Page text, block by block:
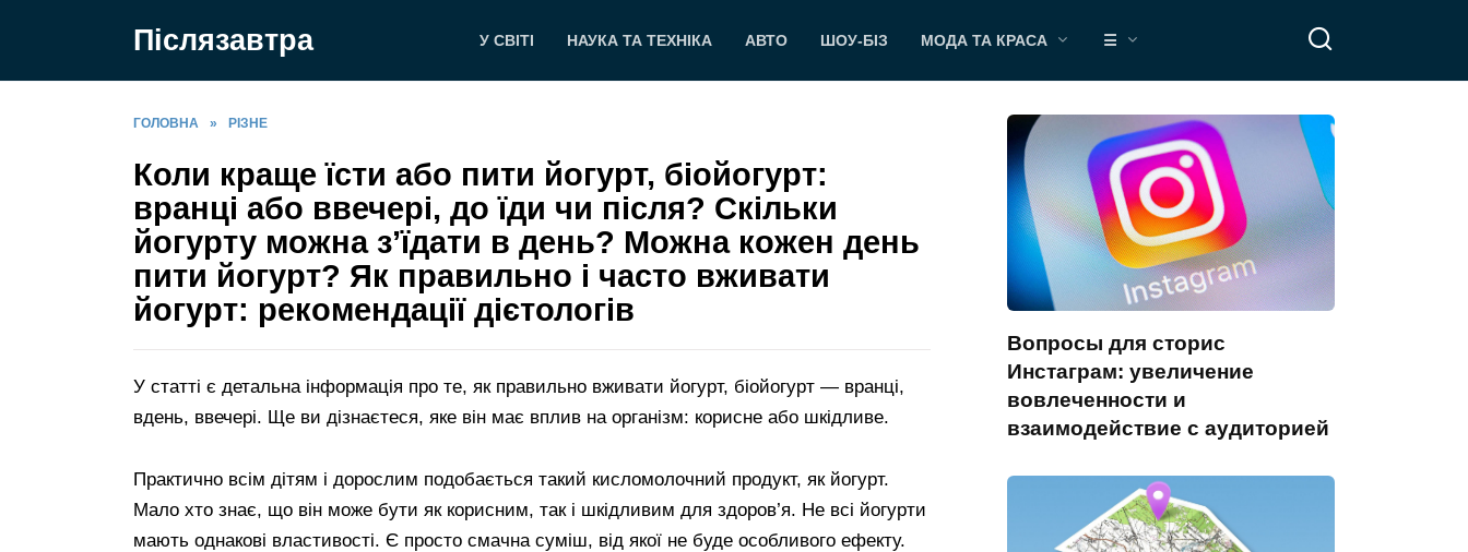
Післязавтра У СВІТІ НАУКА ТА ТЕХНІКА АВТО ШОУ-БІЗ МОДА ТА КРАСА ☰
ГОЛОВНА » РІЗНЕ
Коли краще їсти або пити йогурт, біойогурт:
вранці або ввечері, до їди чи після? Скільки
йогурту можна з’їдати в день? Можна кожен день
пити йогурт? Як правильно і часто вживати
йогурт: рекомендації дієтологів
У статті є детальна інформація про те, як правильно вживати йогурт, біойогурт — вранці,
вдень, ввечері. Ще ви дізнаєтеся, яке він має вплив на організм: корисне або шкідливе.
Практично всім дітям і дорослим подобається такий кисломолочний продукт, як йогурт.
Мало хто знає, що він може бути як корисним, так і шкідливим для здоров’я. Не всі йогурти
мають однакові властивості. Є просто смачна суміш, від якої не буде особливого ефекту.
Вопросы для сторис
Инстаграм: увеличение
вовлеченности и
взаимодействие с аудиторией